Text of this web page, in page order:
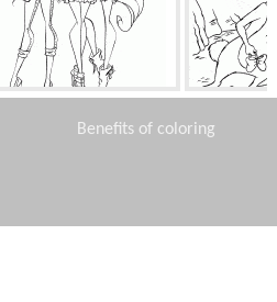
Bloom, Flora y la Stella
Conejo
Benefits of coloring